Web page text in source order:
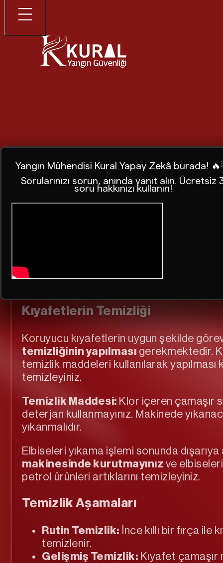
Kıyafetlerin Temizliği
Koruyucu kıyafetlerin uygun şekilde
temizliğinin yapılması gerekmektedir.
temizlik maddeleri kullanılarak
temizleyiniz.
Temizlik Maddesi: Klor içeren çamaşır
deterjan kullanmayınız. Makinede
yıkanmalıdır.
Elbiseleri yıkama işlemi sonunda
makinesinde kurutmayınız ve elbiseleri
petrol ürünleri artıklarını temizleyiniz.
Temizlik Aşamaları
Rutin Temizlik: İnce kıllı bir fırça
temizlenir.
Gelişmiş Temizlik: Kıyafet çamaşır
Yangın Mühendisi Kural Yapay Zekâ burada!
Sorularınızı sorun, anında yanıt alın. Ücretsiz
soru hakkınızı kullanın!